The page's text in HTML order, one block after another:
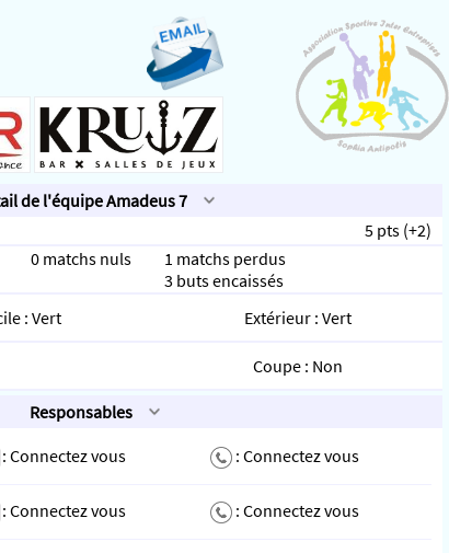
de l'équipe Amadeus 7
5 pts (+2)
0 matchs nuls
1 matchs perdus
3 buts encaissés
: Vert
Extérieur : Vert
Coupe : Non
Responsables
:Connectez vous : Connectez vous
:Connectez vous : Connectez vous